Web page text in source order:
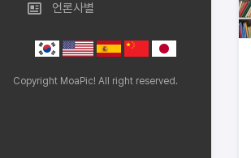
언론사별
Copyright MoaPic! All right reserved.